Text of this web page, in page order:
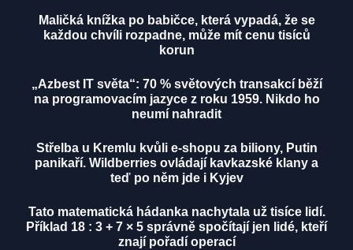
Maličká knížka po babičce, která vypadá, že se
každou chvíli rozpadne, může mít cenu tisíců
korun
„Azbest IT světa“: 70 % světových transakcí běží
na programovacím jazyce z roku 1959. Nikdo ho
neumí nahradit
Střelba u Kremlu kvůli e-shopu za biliony, Putin
panikaří. Wildberries ovládají kavkazské klany a
teď po něm jde i Kyjev
Tato matematická hádanka nachytala už tisíce lidí.
Příklad 18 : 3 + 7 × 5 správně spočítají jen lidé, kteří
znají pořadí operací